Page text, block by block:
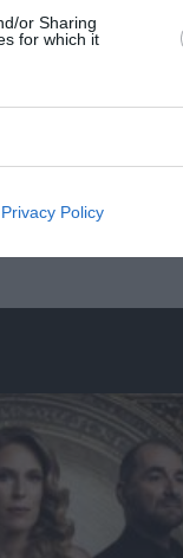
or Sharing
for which it
Privacy Policy
Public